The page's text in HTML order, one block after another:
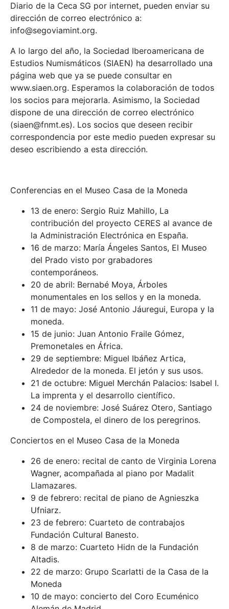
Diario de la Ceca SG por internet, pueden enviar su
dirección de correo electrónico a:
info@segoviamint.org.
A lo largo del año, la Sociedad Iberoamericana de
Estudios Numismáticos (SIAEN) ha desarrollado una
página web que ya se puede consultar en
www.siaen.org. Esperamos la colaboración de todos
los socios para mejorarla. Asimismo, la Sociedad
dispone de una dirección de correo electrónico
(siaen@fnmt.es). Los socios que deseen recibir
correspondencia por este medio pueden expresar su
deseo escribiendo a esta dirección.
Conferencias en el Museo Casa de la Moneda
13 de enero: Sergio Ruiz Mahillo, La
contribución del proyecto CERES al avance de
la Administración Electrónica en España.
16 de marzo: María Ángeles Santos, El Museo
del Prado visto por grabadores
contemporáneos.
20 de abril: Bernabé Moya, Árboles
monumentales en los sellos y en la moneda.
11 de mayo: José Antonio Jáuregui, Europa y la
moneda.
15 de junio: Juan Antonio Fraile Gómez,
Premonetales en África.
29 de septiembre: Miguel Ibáñez Artica,
Alrededor de la moneda. El jetón y sus usos.
21 de octubre: Miguel Merchán Palacios: Isabel I.
La imprenta y el desarrollo científico.
24 de noviembre: José Suárez Otero, Santiago
de Compostela, el dinero de los peregrinos.
Conciertos en el Museo Casa de la Moneda
26 de enero: recital de canto de Virginia Lorena
Wagner, acompañada al piano por Madalit
Llamazares.
9 de febrero: recital de piano de Agnieszka
Ufniarz.
23 de febrero: Cuarteto de contrabajos
Fundación Cultural Banesto.
8 de marzo: Cuarteto Hidn de la Fundación
Altadis.
22 de marzo: Grupo Scarlatti de la Casa de la
Moneda
10 de mayo: concierto del Coro Ecuménico